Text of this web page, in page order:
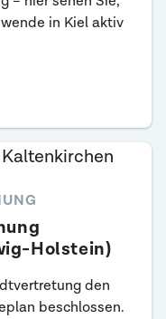
in Kiel aktiv
Holstein)
den
beschlossen.